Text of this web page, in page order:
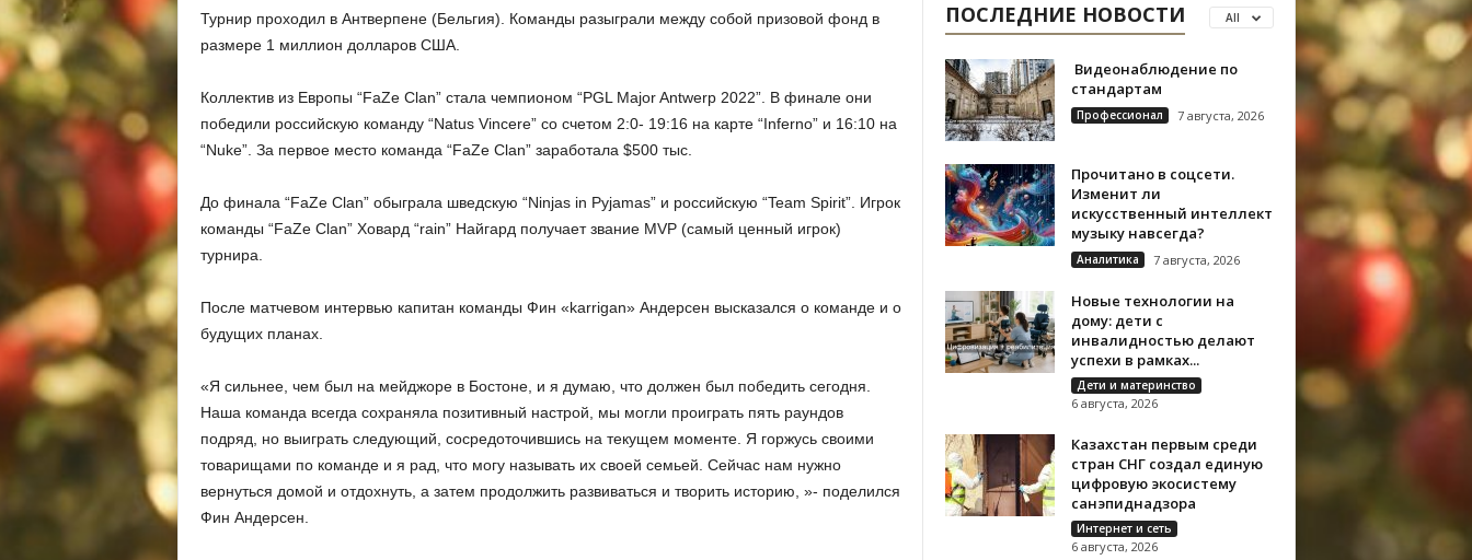
Турнир проходил в Антверпене (Бельгия). Команды разыграли между собой призовой фонд в
размере 1 миллион долларов США.
Коллектив из Европы “FaZe Clan” стала чемпионом “PGL Major Antwerp 2022”. В финале они
победили российскую команду “Natus Vincere” со счетом 2:0- 19:16 на карте “Inferno” и 16:10 на
“Nuke”. За первое место команда “FaZe Clan” заработала $500 тыс.
До финала “FaZe Clan” обыграла шведскую “Ninjas in Pyjamas” и российскую “Team Spirit”. Игрок
команды “FaZe Clan” Ховард “rain” Найгард получает звание MVP (самый ценный игрок)
турнира.
После матчевом интервью капитан команды Фин «karrigan» Андерсен высказался о команде и о
будущих планах.
«Я сильнее, чем был на мейджоре в Бостоне, и я думаю, что должен был победить сегодня.
Наша команда всегда сохраняла позитивный настрой, мы могли проиграть пять раундов
подряд, но выиграть следующий, сосредоточившись на текущем моменте. Я горжусь своими
товарищами по команде и я рад, что могу называть их своей семьей. Сейчас нам нужно
вернуться домой и отдохнуть, а затем продолжить развиваться и творить историю, »- поделился
Фин Андерсен.
ПОСЛЕДНИЕ НОВОСТИ All
Видеонаблюдение по
стандартам
Профессионал 7 августа, 2026
Прочитано в соцсети.
Изменит ли
искусственный интеллект
музыку навсегда?
Аналитика 7 августа, 2026
Новые технологии на
дому: дети с
инвалидностью делают
успехи в рамках...
Дети и материнство
6 августа, 2026
Казахстан первым среди
стран СНГ создал единую
цифровую экосистему
санэпиднадзора
Интернет и сеть
6 августа, 2026